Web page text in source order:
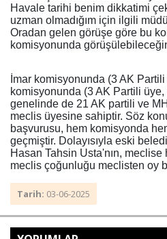
Havale tarihi benim dikkatimi
uzman olmadığım için ilgili
Oradan gelen görüşe göre bu
komisyonunda
İmar komisyonunda (3 AK
komisyonunda (3 AK Partili
genelinde de 21 AK partili ve
meclis üyesine sahiptir. Söz
başvurusu, hem komisyonda
geçmiştir. Dolayısıyla eski
Hasan Tahsin Usta'nın,
meclis çoğunluğu meclisten oy
Tarih: 03-06-2025